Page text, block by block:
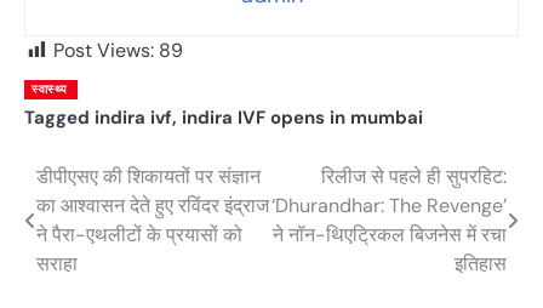
Post Views: 89
स्वास्थ्य
Tagged indira ivf, indira IVF opens in mumbai
Post
navigation
डीपीएसए की शिकायतों पर संज्ञान
का आश्वासन देते हुए रविंदर इंद्राज
ने पैरा-एथलीटों के प्रयासों को
सराहा
रिलीज से पहले ही सुपरहिट:
‘Dhurandhar: The Revenge’
ने नॉन-थिएट्रिकल बिजनेस में रचा
इतिहास